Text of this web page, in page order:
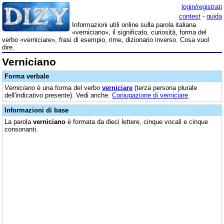
login/registrati
contest - guida
Informazioni utili online sulla parola italiana
«verniciano», il significato, curiosità, forma del
verbo «verniciare», frasi di esempio, rime, dizionario inverso. Cosa vuol
dire.
Verniciano
Forma verbale
Verniciano è una forma del verbo verniciare (terza persona plurale
dell'indicativo presente). Vedi anche: Coniugazione di verniciare
Informazioni di base
La parola verniciano è formata da dieci lettere, cinque vocali e cinque
consonanti.